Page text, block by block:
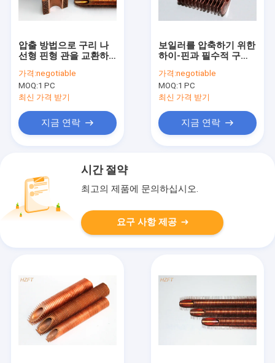
압출 방법으로 구리 나
선형 핀형 관을 교환하
가격:negotiable
MOQ:1 PC
최신 가격 받기
지금 연락
보일러를 압축하기 위한
하이-핀과 필수적 구리 /
관
가격:negotiable
MOQ:1 PC
최신 가격 받기
지금 연락
시간 절약
최고의 제품에 문의하십시오.
요구 사항 제공